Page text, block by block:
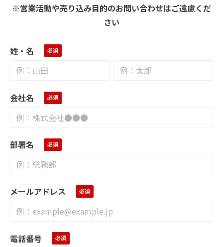
※営業活動や売り込み目的のお問い合わせはご遠慮くだ
さい
姓・名
会社名
部署名
メールアドレス
電話番号